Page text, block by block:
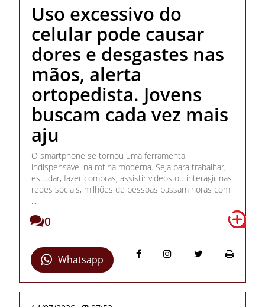
Uso excessivo do
celular pode causar
dores e desgastes nas
mãos, alerta
ortopedista. Jovens
buscam cada vez mais
aju
O smartphone se tornou uma ferramenta
indispensável na rotina moderna. Seja para trabalhar,
estudar, fazer compras, assistir vídeos ou interagir nas
redes sociais, milhões de pessoas passam horas com
...
0
Whatsapp